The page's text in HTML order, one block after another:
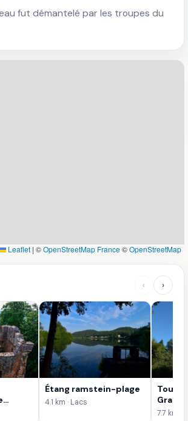
fut démantelé par les troupes du
Leaflet | ©OpenStreetMap France©OpenStreetMap
‹ ›
Étang ramstein-plage
4.1 km · Lacs
Tour
Grand
7.7 km ·